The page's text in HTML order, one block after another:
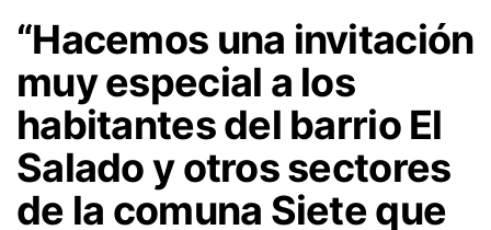
“Hacemos una invitación
muy especial a los
habitantes del barrio El
Salado y otros sectores
de la comuna Siete que